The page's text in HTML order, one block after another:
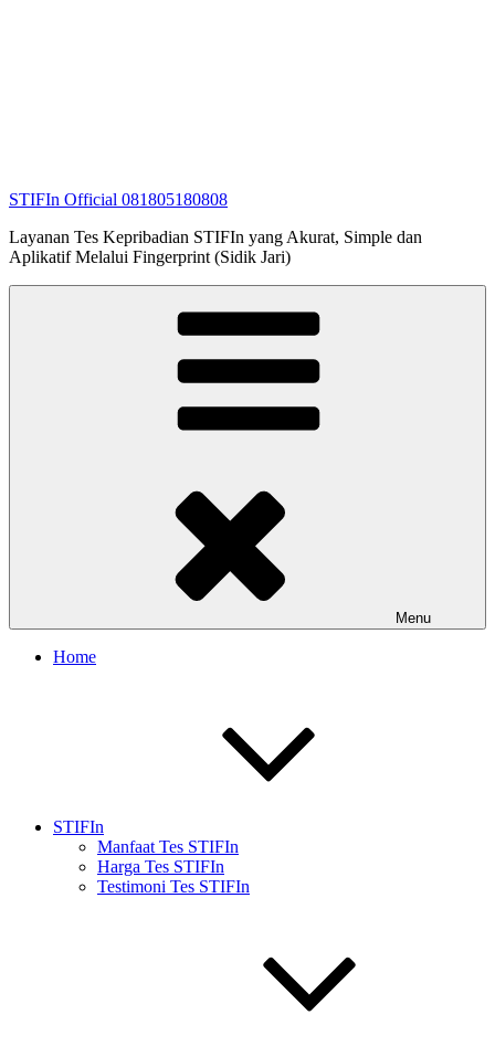
STIFIn Official 081805180808
Layanan Tes Kepribadian STIFIn yang Akurat, Simple dan
Aplikatif Melalui Fingerprint (Sidik Jari)
Menu
Home
STIFIn
Manfaat Tes STIFIn
Harga Tes STIFIn
Testimoni Tes STIFIn